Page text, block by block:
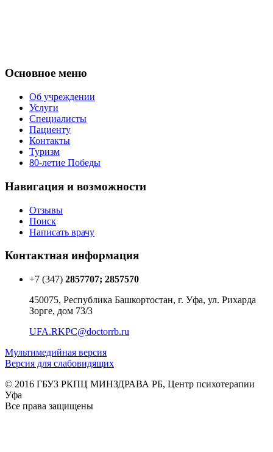
Основное меню
Об учреждении
Услуги
Специалисты
Пациенту
Контакты
Туризм
80-летие Победы
Навигация и возможности
Отзывы
Поиск
Написать врачу
Контактная информация
+7 (347) 2857707; 2857570
450075, Республика Башкортостан, г. Уфа, ул. Рихарда
Зорге, дом 73/3
UFA.RKPC@doctorrb.ru
Мультимедийная версия
Версия для слабовидящих
© 2016 ГБУЗ РКПЦ МИНЗДРАВА РБ, Центр психотерапии
Уфа
Все права защищены